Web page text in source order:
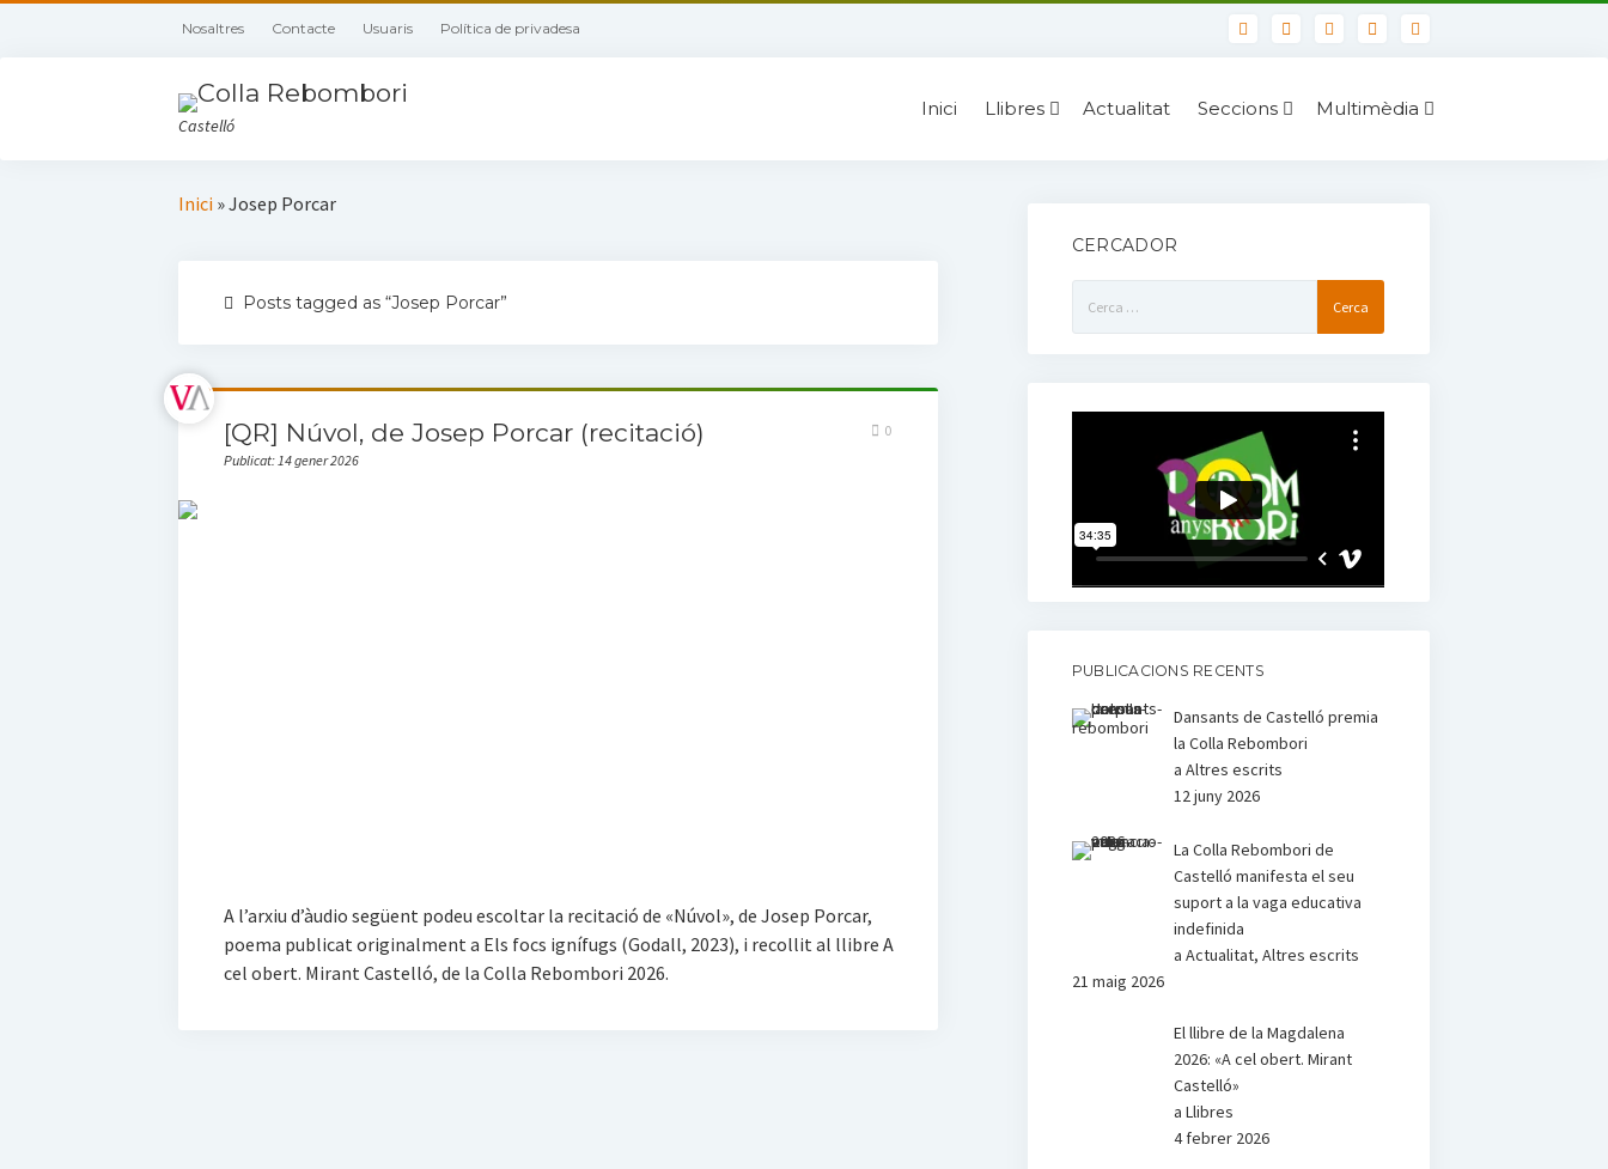
Nosaltres Contacte Usuaris Política de privadesa
Castelló
Inici Llibres Actualitat Seccions Multimèdia
Inici »Josep Porcar
Posts tagged as “Josep Porcar”
[QR] Núvol, de Josep Porcar (recitació)
Publicat: 14 gener 2026
0
A l’arxiu d’àudio següent podeu escoltar la recitació de «Núvol», de Josep Porcar,
poema publicat originalment a Els focs ignífugs (Godall, 2023), i recollit al llibre A
cel obert. Mirant Castelló, de la Colla Rebombori 2026.
CERCADOR
PUBLICACIONS RECENTS
Dansants de Castelló premia
la Colla Rebombori
a Altres escrits
12 juny 2026
La Colla Rebombori de
Castelló manifesta el seu
suport a la vaga educativa
indefinida
a Actualitat, Altres escrits
21 maig 2026
El llibre de la Magdalena
2026: «A cel obert. Mirant
Castelló»
a Llibres
4 febrer 2026